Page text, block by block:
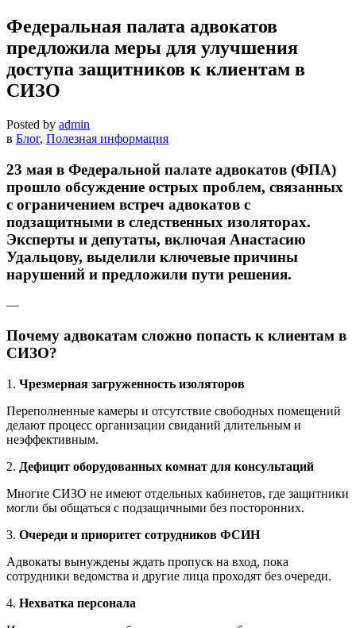
Федеральная палата адвокатов
предложила меры для улучшения
доступа защитников к клиентам в
СИЗО
Posted by admin
в Блог, Полезная информация
23 мая в Федеральной палате адвокатов (ФПА)
прошло обсуждение острых проблем, связанных
с ограничением встреч адвокатов с
подзащитными в следственных изоляторах.
Эксперты и депутаты, включая Анастасию
Удальцову, выделили ключевые причины
нарушений и предложили пути решения.
—
Почему адвокатам сложно попасть к клиентам в
СИЗО?
1. Чрезмерная загруженность изоляторов
Переполненные камеры и отсутствие свободных помещений
делают процесс организации свиданий длительным и
неэффективным.
2. Дефицит оборудованных комнат для консультаций
Многие СИЗО не имеют отдельных кабинетов, где защитники
могли бы общаться с подзащичными без посторонних.
3. Очереди и приоритет сотрудников ФСИН
Адвокаты вынуждены ждать пропуск на вход, пока
сотрудники ведомства и другие лица проходят без очереди.
4. Нехватка персонала